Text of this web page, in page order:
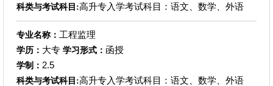
科类与考试科目:高升专入学考试科目：语文、数学、外语
专业名称： 工程监理
学历： 大专 学习形式： 函授
学制： 2.5
科类与考试科目:高升专入学考试科目：语文、数学、外语